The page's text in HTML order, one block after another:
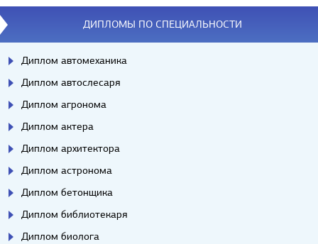
ДИПЛОМЫ ПО СПЕЦИАЛЬНОСТИ
Диплом автомеханика
Диплом автослесаря
Диплом агронома
Диплом актера
Диплом архитектора
Диплом астронома
Диплом бетонщика
Диплом библиотекаря
Диплом биолога